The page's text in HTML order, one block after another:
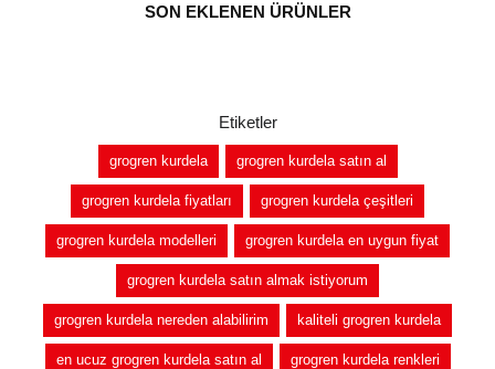
SON EKLENEN ÜRÜNLER
Etiketler
grogren kurdela grogren kurdela satın al
grogren kurdela fiyatları grogren kurdela çeşitleri
grogren kurdela modelleri grogren kurdela en uygun fiyat
grogren kurdela satın almak istiyorum
grogren kurdela nereden alabilirim kaliteli grogren kurdela
en ucuz grogren kurdela satın al grogren kurdela renkleri